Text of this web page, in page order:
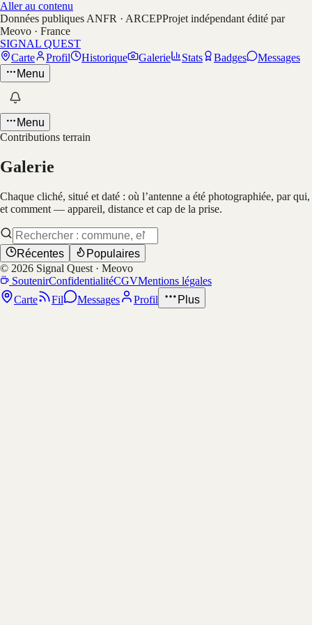
Aller au contenu
Données publiques ANFR · ARCEPProjet indépendant édité par
Meovo · France
SIGNAL QUEST
Carte
Profil Historique Galerie Stats Badges
Messages
Menu
Menu
Contributions terrain
Galerie
Chaque cliché, situé et daté : où l’antenne a été photographiée, par qui,
et comment — appareil, distance et cap de la prise.
Récentes
Populaires
© 2026 Signal Quest · Meovo
SoutenirConfidentialitéCGVMentions légales
Carte
Fil Messages Profil Plus